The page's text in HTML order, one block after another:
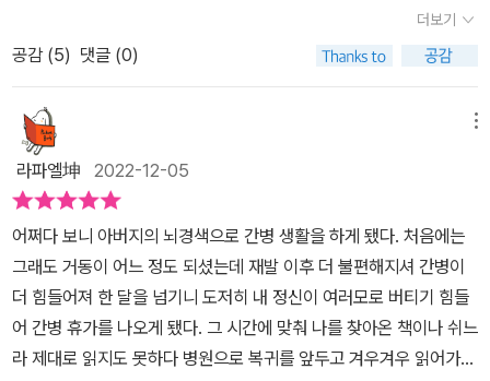
안에 지성이 포함될 수 있으며 지성을 지닌 인간의 영혼은 불멸한다
고 주장했다.세상을 만든 것은 신이지만 세상을 완성하는 데 인간의
역할이 가장 중요하다고 강조했던 것이다.또한 세상은 신의 사랑으로
생겨났고 윤리적이고 충실한 삶을 통해야만 신에게 되돌아갈 수 있다
고 말하며 오로지 신학만이 세상의 움직임을 이해하는 데 도움이 될
것이라고 덧붙였다.그렇다면 우리는 신학 없이 철학만으로 충분한 것
일까?'인간의 이성을 초월하는 어떤 진리가 신의 계시를 통해 인간에
게 전해지는 것이 인간의 구원에 필수적이다.'아퀴나스는 인간은 행복
을 원한다고 하지만 그 행복이 무엇으로 이루어지는 것인지는 잘 알
지 못한다고 지적했다.또한 가장 원하는 것이 행복이라고 해도 이 세
상의 모든 것이 행복의 대용물이고 진정한 행복은 신을 가까이 하는
데서 얻어진다고 덧붙였다.【토마스 아퀴나스, 신 존재 증명의 5가지
에서도 훌륭했고 읽지 못한 책에 가까이 접근할 수 있는 지름길 같았
다.철학이 뭐야?​애초에 왜 인간이 사회를 만들었고 사회의기반이 되
를 기본 원리부터 알아야 하는 것이다. 철학은 바로 이런 주제를 다루
며 이외에도 훨씬 더 많은 내용을 다룬다.​인류의 최고의 발명품이 활
자와 도시라는 말을 이해해 보고 싶었던 나의 호기심은 철학과 인문
학을 끌어당기게 했는데 철학은 오늘의 나를 선택하게 하는 의지인
것 같다.​철학 전문가도 추리기 힘든 철학서가 평범한 독서가의 입장
에서 얼마나 망망대해일지를 이해해 주는 기분이었다. 망망대해에서
내비게이션이 있다면, 나침반이 있다면 얼마나 든든하겠는가. 두려움
과 걱정은 내려두고 그 모험을 충분히 즐길 수 있을지 모른다. 그래서
내게도 도움이 된 책을 기꺼이 추천드리고 싶은 마음이다.​광범위한
입니다. 다만 이 분이 가끔 내용을 수정하여 개정판을 냅니다. 그럼 원
판도 사야하고 개정판도 사야하는 일이 생깁니다. (이 책 역시 개정판
으로 몇명이 빠지고 또 추가되었습니다. 그럴거면 50으로 한정짓지
말고 54나 58 혹은 2권으로 추가하면 될텐데 좀 이상한 방식입니
다) 이번에 나온 세계철학필독서 역시 놓치지 말고 읽어야지 하고 펼
쳤습니다철학책 50권을 추렸는데 동양은 공자 하나입니다. 아니, 아
렌트, 샌델 등도 들어있는데 노자, 장자, 맹자, 순자, 묵자, 주자는 어
디 가고 공자 뿐인가요. 아쉬운 부분이지만 사실 서양의 저자가 동양
사상을 이해나 하겠어 하고 공자부터 펼쳐봤습니다. 인仁. 서恕. 경
敬. 효孝. 등 공자의 가르침을 잘 정리했네요. 하늘 높은 성인이 아니
라 평범한(?) 철학자 공자의 모습입니다. 보던의 눈으로 보는 동양사
상의 요약판이 나오면 좋겠습니다. 저자 보던이 1967년생이니 현재
더보기
공감 (5) 댓글 (0)
라파엘坤 2022-12-05
어쩌다 보니 아버지의 뇌경색으로 간병 생활을 하게 됐다. 처음에는
그래도 거동이 어느 정도 되셨는데 재발 이후 더 불편해지셔 간병이
더 힘들어져 한 달을 넘기니 도저히 내 정신이 여러모로 버티기 힘들
어 간병 휴가를 나오게 됐다. 그 시간에 맞춰 나를 찾아온 책이나 쉬느
라 제대로 읽지도 못하다 병원으로 복귀를 앞두고 겨우겨우 읽어가게